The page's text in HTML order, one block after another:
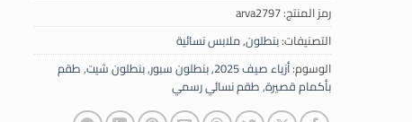
رمز المنتج:arva2797
التصنيفات:بنطلون,ملابس نسائية
الوسوم:أزياء صيف 2025 ,بنطلون سبور,بنطلون شيت,طقم
بأكمام قصيرة,طقم نسائي رسمي